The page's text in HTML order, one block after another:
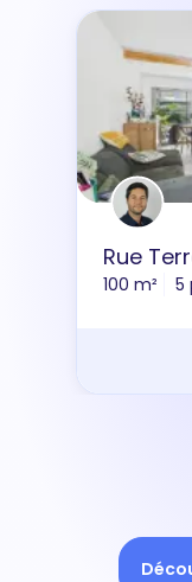
Rue
100 m² 5